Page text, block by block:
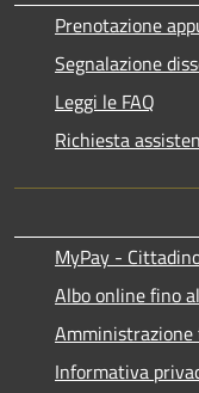
Prenotazione
Segnalazione
Leggi le FAQ
Richiesta
MyPay -
Albo online fino
Informativa